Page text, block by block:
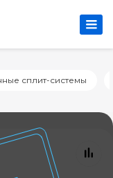
сплит-системы